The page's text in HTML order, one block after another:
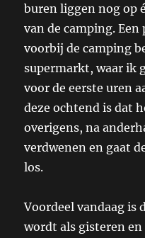
buren liggen nog op
van de camping.
voorbij de camping
supermarkt, waar ik
voor de eerste uren
deze ochtend is dat
overigens, na
verdwenen en gaat
los.
Voordeel vandaag is
wordt als gisteren